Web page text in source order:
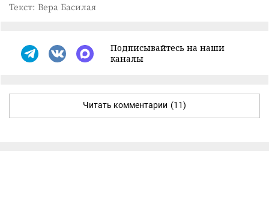
Текст: Вера Басилая
Подписывайтесь на наши
каналы
Читать комментарии (11)